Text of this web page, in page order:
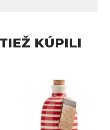
KÚPILI